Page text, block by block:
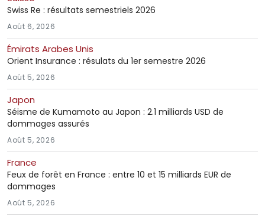
Swiss Re : résultats semestriels 2026
Août 6, 2026
Émirats Arabes Unis
Orient Insurance : résulats du 1er semestre 2026
Août 5, 2026
Japon
Séisme de Kumamoto au Japon : 2.1 milliards USD de
dommages assurés
Août 5, 2026
France
Feux de forêt en France : entre 10 et 15 milliards EUR de
dommages
Août 5, 2026